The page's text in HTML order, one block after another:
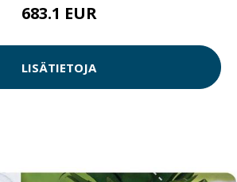
683.1 EUR
LISÄTIETOJA